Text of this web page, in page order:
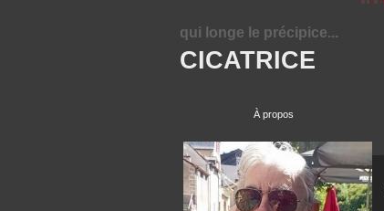
CICATRICE
qui longe le précipice...
À propos